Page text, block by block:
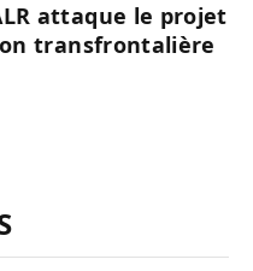
attaque le projet
transfrontalière